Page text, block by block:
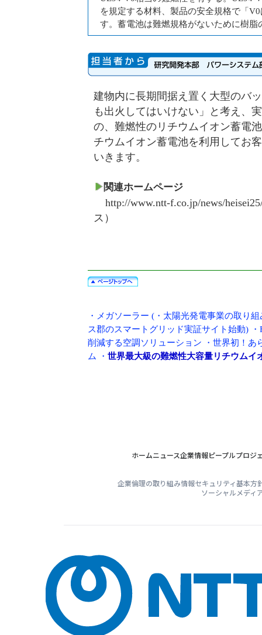
を規定する材料、製品の安全規格で「
す。蓄電池は難燃規格がないために樹脂
建物内に長期間据え置く大型のバ
も出火してはいけない」と考え、
の、難燃性のリチウムイオン蓄電
チウムイオン蓄電池を利用してお
いきます。
関連ホームページ
http://www.ntt-f.co.jp/news/
ス）
・ メガソーラー (・ 太陽光発電事業の取り組
ス郡のスマートグリッド実証サイト始動) ・
削減する空調ソリューション ・ 世界初！あ
ム
・ 世界最大級の難燃性大容量リチウムイ
ホームニュース企業情報ピープルプロジ
企業倫理の取り組み情報セキュリティ基本方
ソーシャルメディ